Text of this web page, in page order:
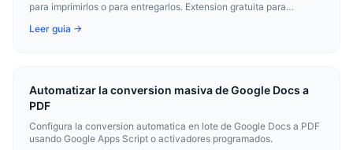
para imprimirlos o para entregarlos. Extension gratuita para
Leer guia →
Automatizar la conversion masiva de Google Docs a
PDF
Configura la conversion automatica en lote de Google Docs a PDF
usando Google Apps Script o activadores programados.